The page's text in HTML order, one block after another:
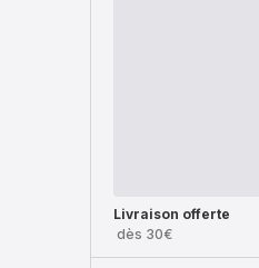
Livraison offerte
dès 30€